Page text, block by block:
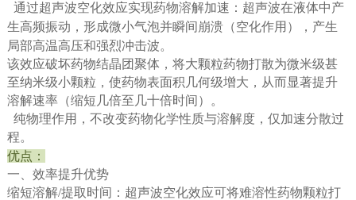
通过超声波空化效应实现药物溶解加速：超声波在液体中产
生高频振动，形成微小气泡并瞬间崩溃（空化作用），产生
局部高温高压和强烈冲击波。
该效应破坏药物结晶团聚体，将大颗粒药物打散为微米级甚
至纳米级小颗粒，使药物表面积几何级增大，从而显著提升
溶解速率（缩短几倍至几十倍时间）。
纯物理作用，不改变药物化学性质与溶解度，仅加速分散过
程。
优点：
一、效率提升优势
缩短溶解/提取时间：超声波空化效应可将难溶性药物颗粒打